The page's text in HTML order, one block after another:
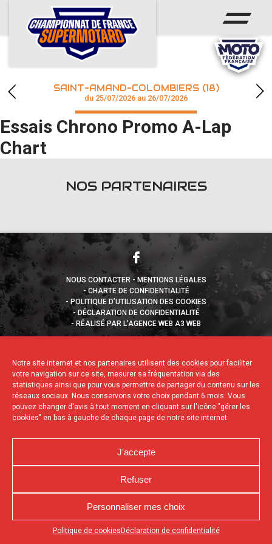
Notre site internet et nos partenaires utilisent des cookies pour faciliter
votre navigation sur ce site, mesurer sa fréquentation via des
statistiques ainsi que pour vous permettre de partager du contenu sur les
réseaux sociaux. Nous conservons votre choix pendant 6 mois. Vous
pouvez changer d'avis à tout moment en cliquant sur l'icône "gérer les
cookies" en bas à gauche de chaque page de notre site internet.
J'accepte
Refuser
Personnaliser mes choix
Politique de cookies Déclaration de confidentialité
Appuyez sur le bouton partager en bas de votre
ACCUEIL
ACTUS
CALENDRIER
CHAMPIONNAT
RÉSULTATS
PHOTOS / WEB TV
SAINT-AMAND-COLOMBIERS (18)
du 25/07/2026 au 26/07/2026
Essais Chrono Promo A-Lap
Chart
NOS PARTENAIRES
NOUS CONTACTER
MENTIONS LÉGALES
CHARTE DE CONFIDENTIALITÉ
POLITIQUE D’UTILISATION DES COOKIES
DÉCLARATION DE CONFIDENTIALITÉ
RÉALISÉ PAR L’AGENCE WEB A3 WEB